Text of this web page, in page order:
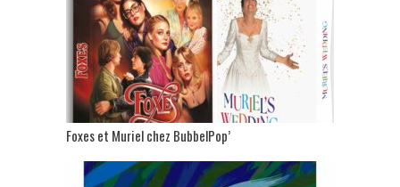
Foxes et Muriel chez BubbelPop’